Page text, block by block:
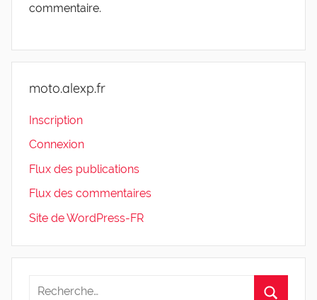
commentaire.
moto.alexp.fr
Inscription
Connexion
Flux des publications
Flux des commentaires
Site de WordPress-FR